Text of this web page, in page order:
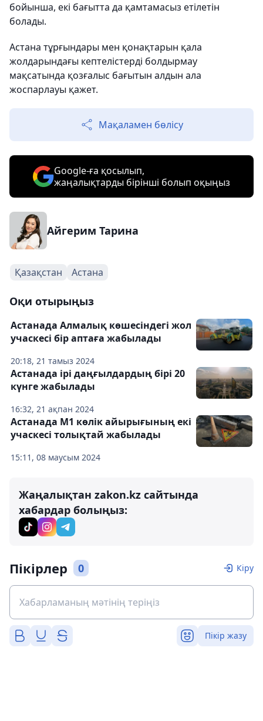
бойынша, екі бағытта да қамтамасыз етілетін
болады.
Астана тұрғындары мен қонақтарын қала
жолдарындағы кептелістерді болдырмау
мақсатында қозғалыс бағытын алдын ала
жоспарлауы қажет.
Мақаламен бөлісу
Google-ға қосылып,
жаңалықтарды бірінші болып оқыңыз
Айгерим Тарина
Қазақстан Астана
Оқи отырыңыз
20:18, 21 тамыз 2024
Астанада Алмалық көшесіндегі жол
учаскесі бір аптаға жабылады
16:32, 21 ақпан 2024
Астанада ірі даңғылдардың бірі 20
күнге жабылады
15:11, 08 маусым 2024
Астанада М1 көлік айырығының екі
учаскесі толықтай жабылады
Жаңалықтан zakon.kz сайтында
хабардар болыңыз:
Пікірлер 0 Кіру
Пікір жазу